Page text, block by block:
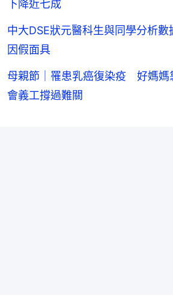
下降近七成
中大DSE狀元醫科生與同學分析
因假面具
母親節｜罹患乳癌復染疫 好媽媽
會義工撐過難關